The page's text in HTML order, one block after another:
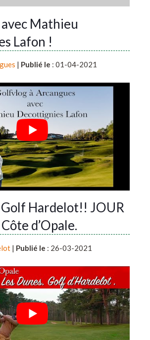
Mathieu
Lafon !
| Publié le : 01-04-2021
Golf Hardelot!! JOUR
d’Opale.
| Publié le : 26-03-2021